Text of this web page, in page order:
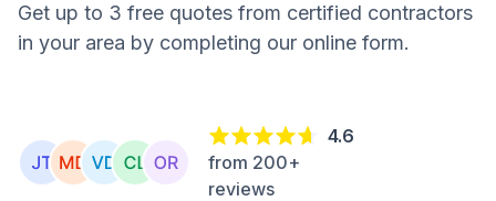
Get up to 3 free quotes from certified contractors
in your area by completing our online form.
4.6
from 200+
reviews